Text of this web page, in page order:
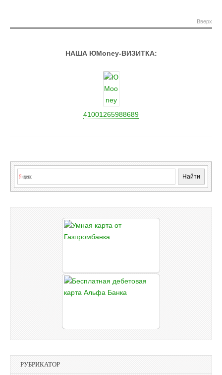
Вверх
НАША ЮMoney-ВИЗИТКА:
41001265988689
РУБРИКАТОР